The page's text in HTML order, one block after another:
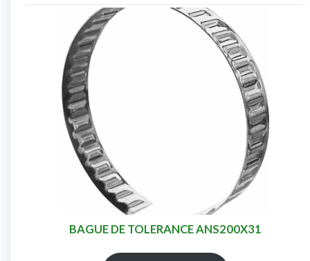
BAGUE DE TOLERANCE ANS200X31